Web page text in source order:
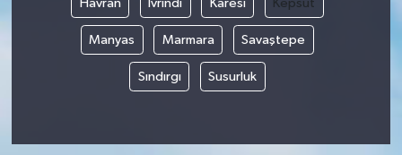
Havran İvrindi Karesi Kepsut
Manyas Marmara Savaştepe
Sındırgı Susurluk